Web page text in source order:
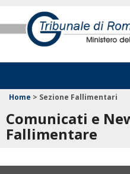
Home > Sezione Fallimentari
Comunicati e
Fallimentare